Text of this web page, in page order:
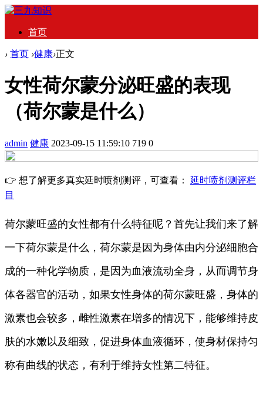
首页
› 首页 ›健康›正文
女性荷尔蒙分泌旺盛的表现
（荷尔蒙是什么）
admin 健康 2023-09-15 11:59:10 719 0
👉 想了解更多真实延时喷剂测评，可查看： 延时喷剂测评栏
目
荷尔蒙旺盛的女性都有什么特征呢？首先让我们来了解
一下荷尔蒙是什么，荷尔蒙是因为身体由内分泌细胞合
成的一种化学物质，是因为血液流动全身，从而调节身
体各器官的活动，如果女性身体的荷尔蒙旺盛，身体的
激素也会较多，雌性激素在增多的情况下，能够维持皮
肤的水嫩以及细致，促进身体血液循环，使身材保持匀
称有曲线的状态，有利于维持女性第二特征。